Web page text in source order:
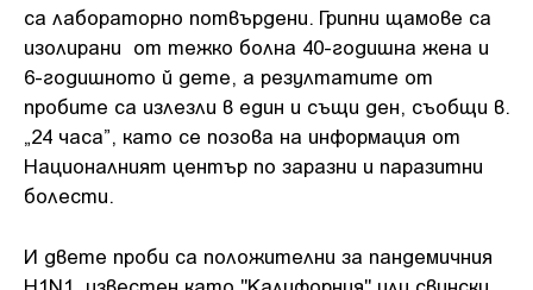
са лабораторно потвърдени. Грипни щамове са
изолирани от тежко болна 40-годишна жена и
6-годишното й дете, а резултатите от
пробите са излезли в един и същи ден, съобщи в.
„24 часа”, като се позова на информация от
Националният център по заразни и паразитни
болести.
И двете проби са положителни за пандемичния
H1N1, известен като "Калифорния" или свински